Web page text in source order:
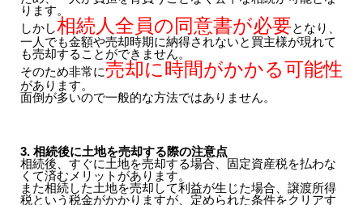
ります。
しかし相続人全員の同意書が必要となり、
一人でも金額や売却時期に納得されないと買主様が現れて
も売却することができません。
そのため非常に売却に時間がかかる可能性
があります。
面倒が多いので一般的な方法ではありません。
3. 相続後に土地を売却する際の注意点
相続後、すぐに土地を売却する場合、固定資産税を払わな
くて済むメリットがあります。
また相続した土地を売却して利益が生じた場合、譲渡所得
税という税金がかかりますが、定められた条件をクリアす